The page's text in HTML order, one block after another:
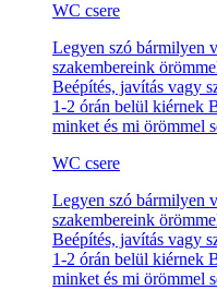
WC csere
Legyen szó bármilyen
szakembereink
Beépítés, javítás vagy
1-2 órán belül kiérnek
minket és mi örömmel
WC csere
Legyen szó bármilyen
szakembereink
Beépítés, javítás vagy
1-2 órán belül kiérnek
minket és mi örömmel